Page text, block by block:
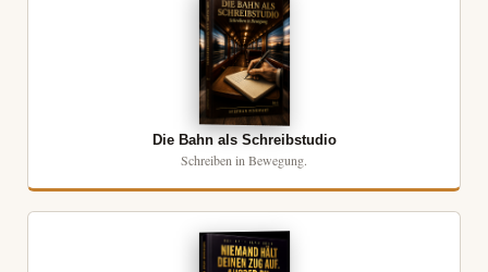
Die Bahn als Schreibstudio
Schreiben in Bewegung.